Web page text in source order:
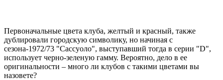
Первоначальные цвета клуба, желтый и красный, также
дублировали городскую символику, но начиная с
сезона-1972/73 "Сассуоло", выступавший тогда в серии "D",
использует черно-зеленую гамму. Вероятно, дело в ее
оригинальности – много ли клубов с такими цветами вы
назовете?